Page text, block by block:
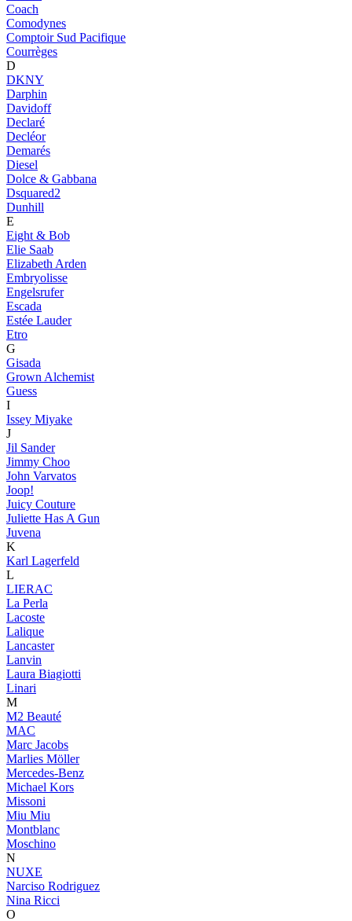
Coach
Comodynes
Comptoir Sud Pacifique
Courrèges
D
DKNY
Darphin
Davidoff
Declaré
Decléor
Demarés
Diesel
Dolce & Gabbana
Dsquared2
Dunhill
E
Eight & Bob
Elie Saab
Elizabeth Arden
Embryolisse
Engelsrufer
Escada
Estée Lauder
Etro
G
Gisada
Grown Alchemist
Guess
I
Issey Miyake
J
Jil Sander
Jimmy Choo
John Varvatos
Joop!
Juicy Couture
Juliette Has A Gun
Juvena
K
Karl Lagerfeld
L
LIERAC
La Perla
Lacoste
Lalique
Lancaster
Lanvin
Laura Biagiotti
Linari
M
M2 Beauté
MAC
Marc Jacobs
Marlies Möller
Mercedes-Benz
Michael Kors
Missoni
Miu Miu
Montblanc
Moschino
N
NUXE
Narciso Rodriguez
Nina Ricci
O